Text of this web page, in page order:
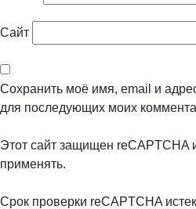
Сайт
Сохранить моё имя, email и
для последующих моих
Этот сайт защищен reCAPTCHA
применять.
Срок проверки reCAPTCHA